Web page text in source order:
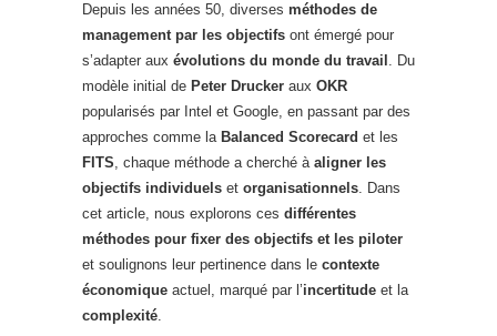
Depuis les années 50, diverses méthodes de
management par les objectifs ont émergé pour
s’adapter aux évolutions du monde du travail . Du
modèle initial de Peter Drucker aux OKR
popularisés par Intel et Google, en passant par des
approches comme la Balanced Scorecard et les
FITS, chaque méthode a cherché à aligner les
objectifs individuels et organisationnels. Dans
cet article, nous explorons ces différentes
méthodes pour fixer des objectifs et les piloter
et soulignons leur pertinence dans le contexte
économique actuel, marqué par l’incertitude et la
complexité.